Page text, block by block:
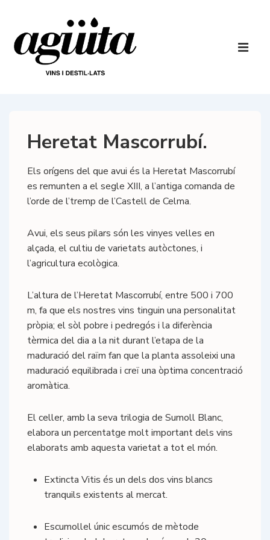
contingut
principal
Heretat Mascorrubí.
Els orígens del que avui és la Heretat Mascorrubí
es remunten a el segle XIII, a l’antiga comanda de
l’orde de l’tremp de l’Castell de Celma.
Avui, els seus pilars són les vinyes velles en
alçada, el cultiu de varietats autòctones, i
l’agricultura ecològica.
L’altura de l’Heretat Mascorrubí, entre 500 i 700
m, fa que els nostres vins tinguin una personalitat
pròpia; el sòl pobre i pedregós i la diferència
tèrmica del dia a la nit durant l’etapa de la
maduració del raïm fan que la planta assoleixi una
maduració equilibrada i creï una òptima concentració
aromàtica.
El celler, amb la seva trilogia de Sumoll Blanc,
elabora un percentatge molt important dels vins
elaborats amb aquesta varietat a tot el món.
Extincta Vitis és un dels dos vins blancs
tranquils existents al mercat.
Escumollel únic escumós de mètode